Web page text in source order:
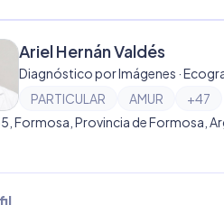
Ariel Hernán Valdés
Diagnóstico por Imágenes ·
PARTICULAR
AMUR +47
Formosa, Provincia de Formosa,